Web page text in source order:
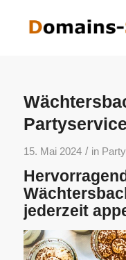
15. Mai 2024 / in
jederzeit